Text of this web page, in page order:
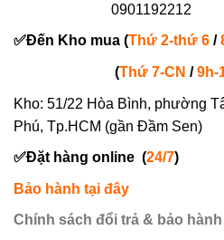
0901192212
✅Đến Kho mua (Thứ 2-thứ 6 /
(Thứ 7-CN /9h-
Kho: 51/22 Hòa Bình, phường
Phú, Tp.HCM (gần Đầm Sen)
✅Đặt hàng online (24/7)
Bảo hành tại đây
Chính sách đổi trả & bảo